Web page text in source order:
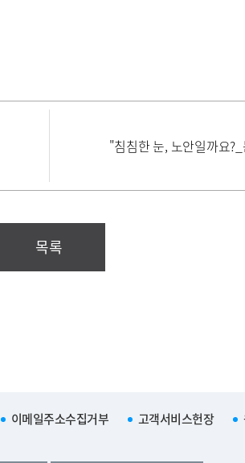
"침침한 눈, 노안일까요
목록
이메일주소수집거부 고객서비스헌장